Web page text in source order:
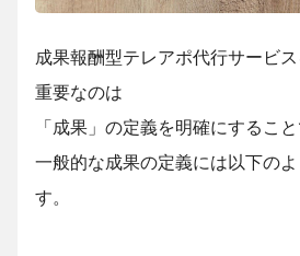
成果報酬型テレアポ代行サービ
重要なのは
「成果」の定義を明確にすること
一般的な成果の定義には以下の
す。